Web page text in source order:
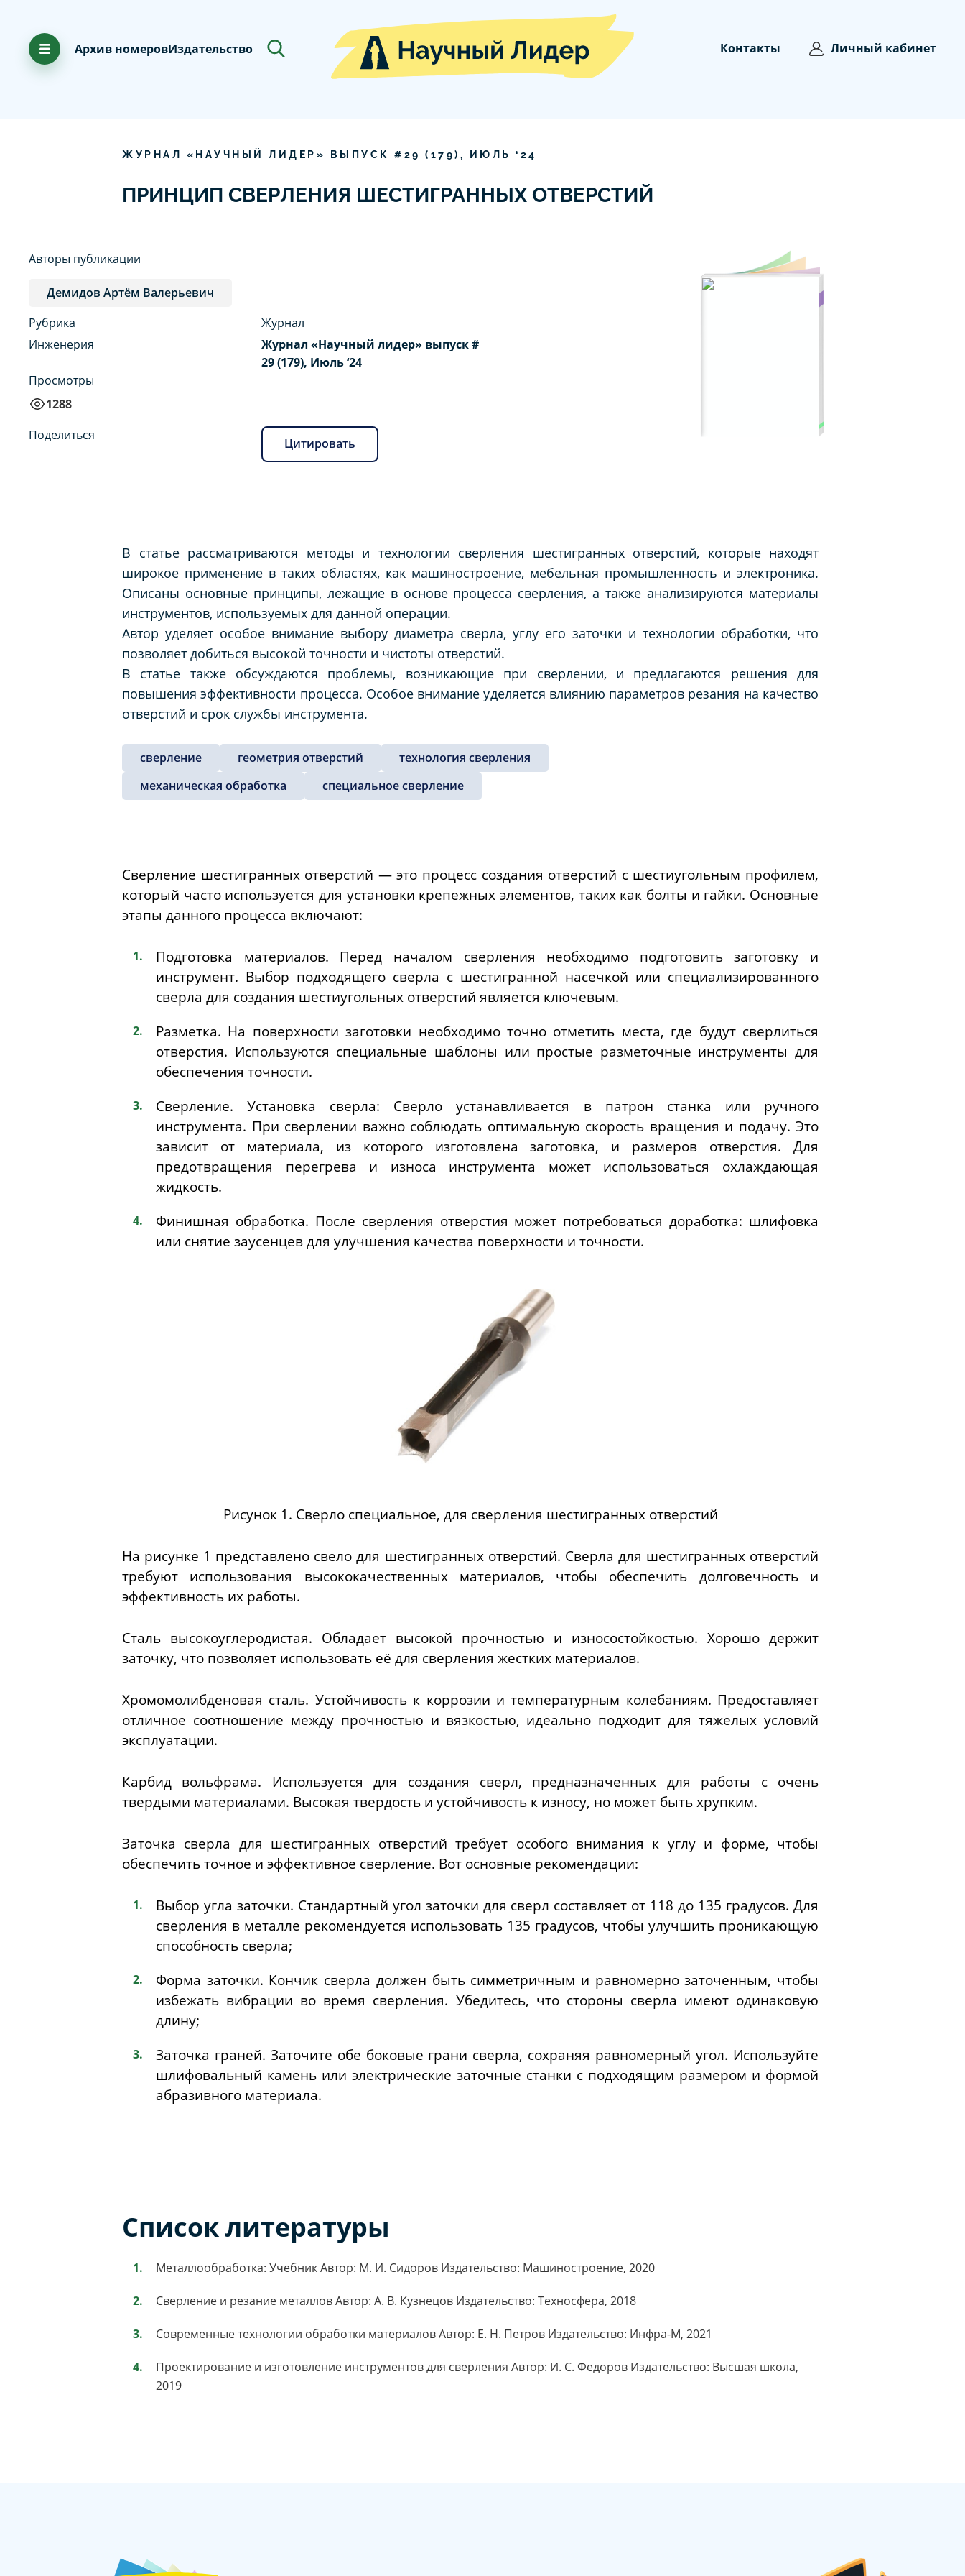
Архив номеровИздательство Контакты Личный кабинет
ЖУРНАЛ «НАУЧНЫЙ ЛИДЕР» ВЫПУСК # 29 ( 179), ИЮЛЬ ‘ 24
ПРИНЦИП СВЕРЛЕНИЯ ШЕСТИГРАННЫХ ОТВЕРСТИЙ
Авторы публикации
Демидов Артём Валерьевич
Рубрика
Инженерия
Просмотры
1288
Журнал
Журнал «Научный лидер» выпуск #
29 (179), Июль ‘24
Поделиться
Цитировать
В статье рассматриваются методы и технологии сверления шестигранных отверстий, которые находят
широкое применение в таких областях, как машиностроение, мебельная промышленность и электроника.
Описаны основные принципы, лежащие в основе процесса сверления, а также анализируются материалы
инструментов, используемых для данной операции.
Автор уделяет особое внимание выбору диаметра сверла, углу его заточки и технологии обработки, что
позволяет добиться высокой точности и чистоты отверстий.
В статье также обсуждаются проблемы, возникающие при сверлении, и предлагаются решения для
повышения эффективности процесса. Особое внимание уделяется влиянию параметров резания на качество
отверстий и срок службы инструмента.
сверление геометрия отверстий
технология сверления
механическая обработка
специальное сверление
Сверление шестигранных отверстий — это процесс создания отверстий с шестиугольным профилем,
который часто используется для установки крепежных элементов, таких как болты и гайки. Основные
этапы данного процесса включают:
Подготовка материалов. Перед началом сверления необходимо подготовить заготовку и
инструмент. Выбор подходящего сверла с шестигранной насечкой или специализированного
сверла для создания шестиугольных отверстий является ключевым.
Разметка. На поверхности заготовки необходимо точно отметить места, где будут сверлиться
отверстия. Используются специальные шаблоны или простые разметочные инструменты для
обеспечения точности.
Сверление. Установка сверла: Сверло устанавливается в патрон станка или ручного
инструмента. При сверлении важно соблюдать оптимальную скорость вращения и подачу. Это
зависит от материала, из которого изготовлена заготовка, и размеров отверстия. Для
предотвращения перегрева и износа инструмента может использоваться охлаждающая
жидкость.
Финишная обработка. После сверления отверстия может потребоваться доработка: шлифовка
или снятие заусенцев для улучшения качества поверхности и точности.
Рисунок 1. Сверло специальное, для сверления шестигранных отверстий
На рисунке 1 представлено свело для шестигранных отверстий. Сверла для шестигранных отверстий
требуют использования высококачественных материалов, чтобы обеспечить долговечность и
эффективность их работы.
Сталь высокоуглеродистая. Обладает высокой прочностью и износостойкостью. Хорошо держит
заточку, что позволяет использовать её для сверления жестких материалов.
Хромомолибденовая сталь. Устойчивость к коррозии и температурным колебаниям. Предоставляет
отличное соотношение между прочностью и вязкостью, идеально подходит для тяжелых условий
эксплуатации.
Карбид вольфрама. Используется для создания сверл, предназначенных для работы с очень
твердыми материалами. Высокая твердость и устойчивость к износу, но может быть хрупким.
Заточка сверла для шестигранных отверстий требует особого внимания к углу и форме, чтобы
обеспечить точное и эффективное сверление. Вот основные рекомендации:
Выбор угла заточки. Стандартный угол заточки для сверл составляет от 118 до 135 градусов. Для
сверления в металле рекомендуется использовать 135 градусов, чтобы улучшить проникающую
способность сверла;
Форма заточки. Кончик сверла должен быть симметричным и равномерно заточенным, чтобы
избежать вибрации во время сверления. Убедитесь, что стороны сверла имеют одинаковую
длину;
Заточка граней. Заточите обе боковые грани сверла, сохраняя равномерный угол. Используйте
шлифовальный камень или электрические заточные станки с подходящим размером и формой
абразивного материала.
Список литературы
Металлообработка: Учебник Автор: М. И. Сидоров Издательство: Машиностроение, 2020
Сверление и резание металлов Автор: А. В. Кузнецов Издательство: Техносфера, 2018
Современные технологии обработки материалов Автор: Е. Н. Петров Издательство: Инфра-М, 2021
Проектирование и изготовление инструментов для сверления Автор: И. С. Федоров Издательство: Высшая школа,
2019